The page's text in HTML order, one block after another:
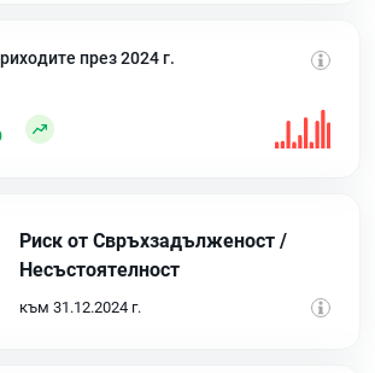
през 2024 г.
Риск от Свръхзадълженост /
Несъстоятелност
към 31.12.2024 г.